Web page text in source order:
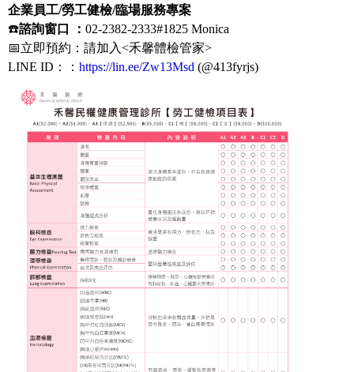
​企業員工/勞工健檢/臨場服務專案
☎️諮詢窗口 ： 02-2382-2333#1825 Monica
📅立即預約：請加入<禾馨體檢管家>
LINE ID：
： https://lin.ee/Zw13Msd (@413fyrjs)